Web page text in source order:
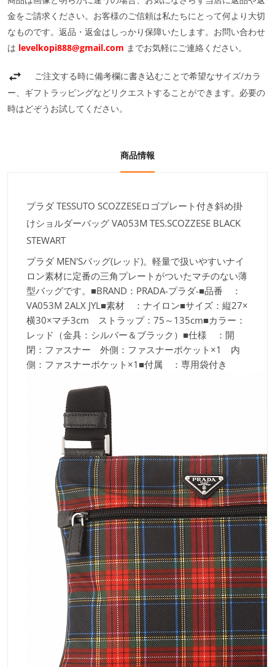
金をご請求ください。お客様のご信頼は私たちにとって何より大切
なものです。返品・返金はしっかり保障いたします。お問い合わせ
は levelkopi888@gmail.com までお気軽にご連絡ください。
ご注文する時に備考欄に書き込むことで希望なサイズ/カラ
ー、ギフトラッピングなどリクエストすることができます。必要の
時はどぞうお試してください。
商品情報
プラダ TESSUTO SCOZZESEロゴプレート付き斜め掛
けショルダーバッグ VA053M TES.SCOZZESE BLACK
STEWART
プラダ MEN'Sバッグ(レッド)。軽量で扱いやすいナイ
ロン素材に定番の三角プレートがついたマチのない薄
型バッグです。■BRAND：PRADA-プラダ-■品番 ：
VA053M 2ALX JYL■素材 ：ナイロン■サイズ：縦27×
横30×マチ3cm ストラップ：75～135cm■カラー：
レッド（金具：シルバー＆ブラック）■仕様 ：開
閉：ファスナー 外側：ファスナーポケット×1 内
側：ファスナーポケット×1■付属 ：専用袋付き